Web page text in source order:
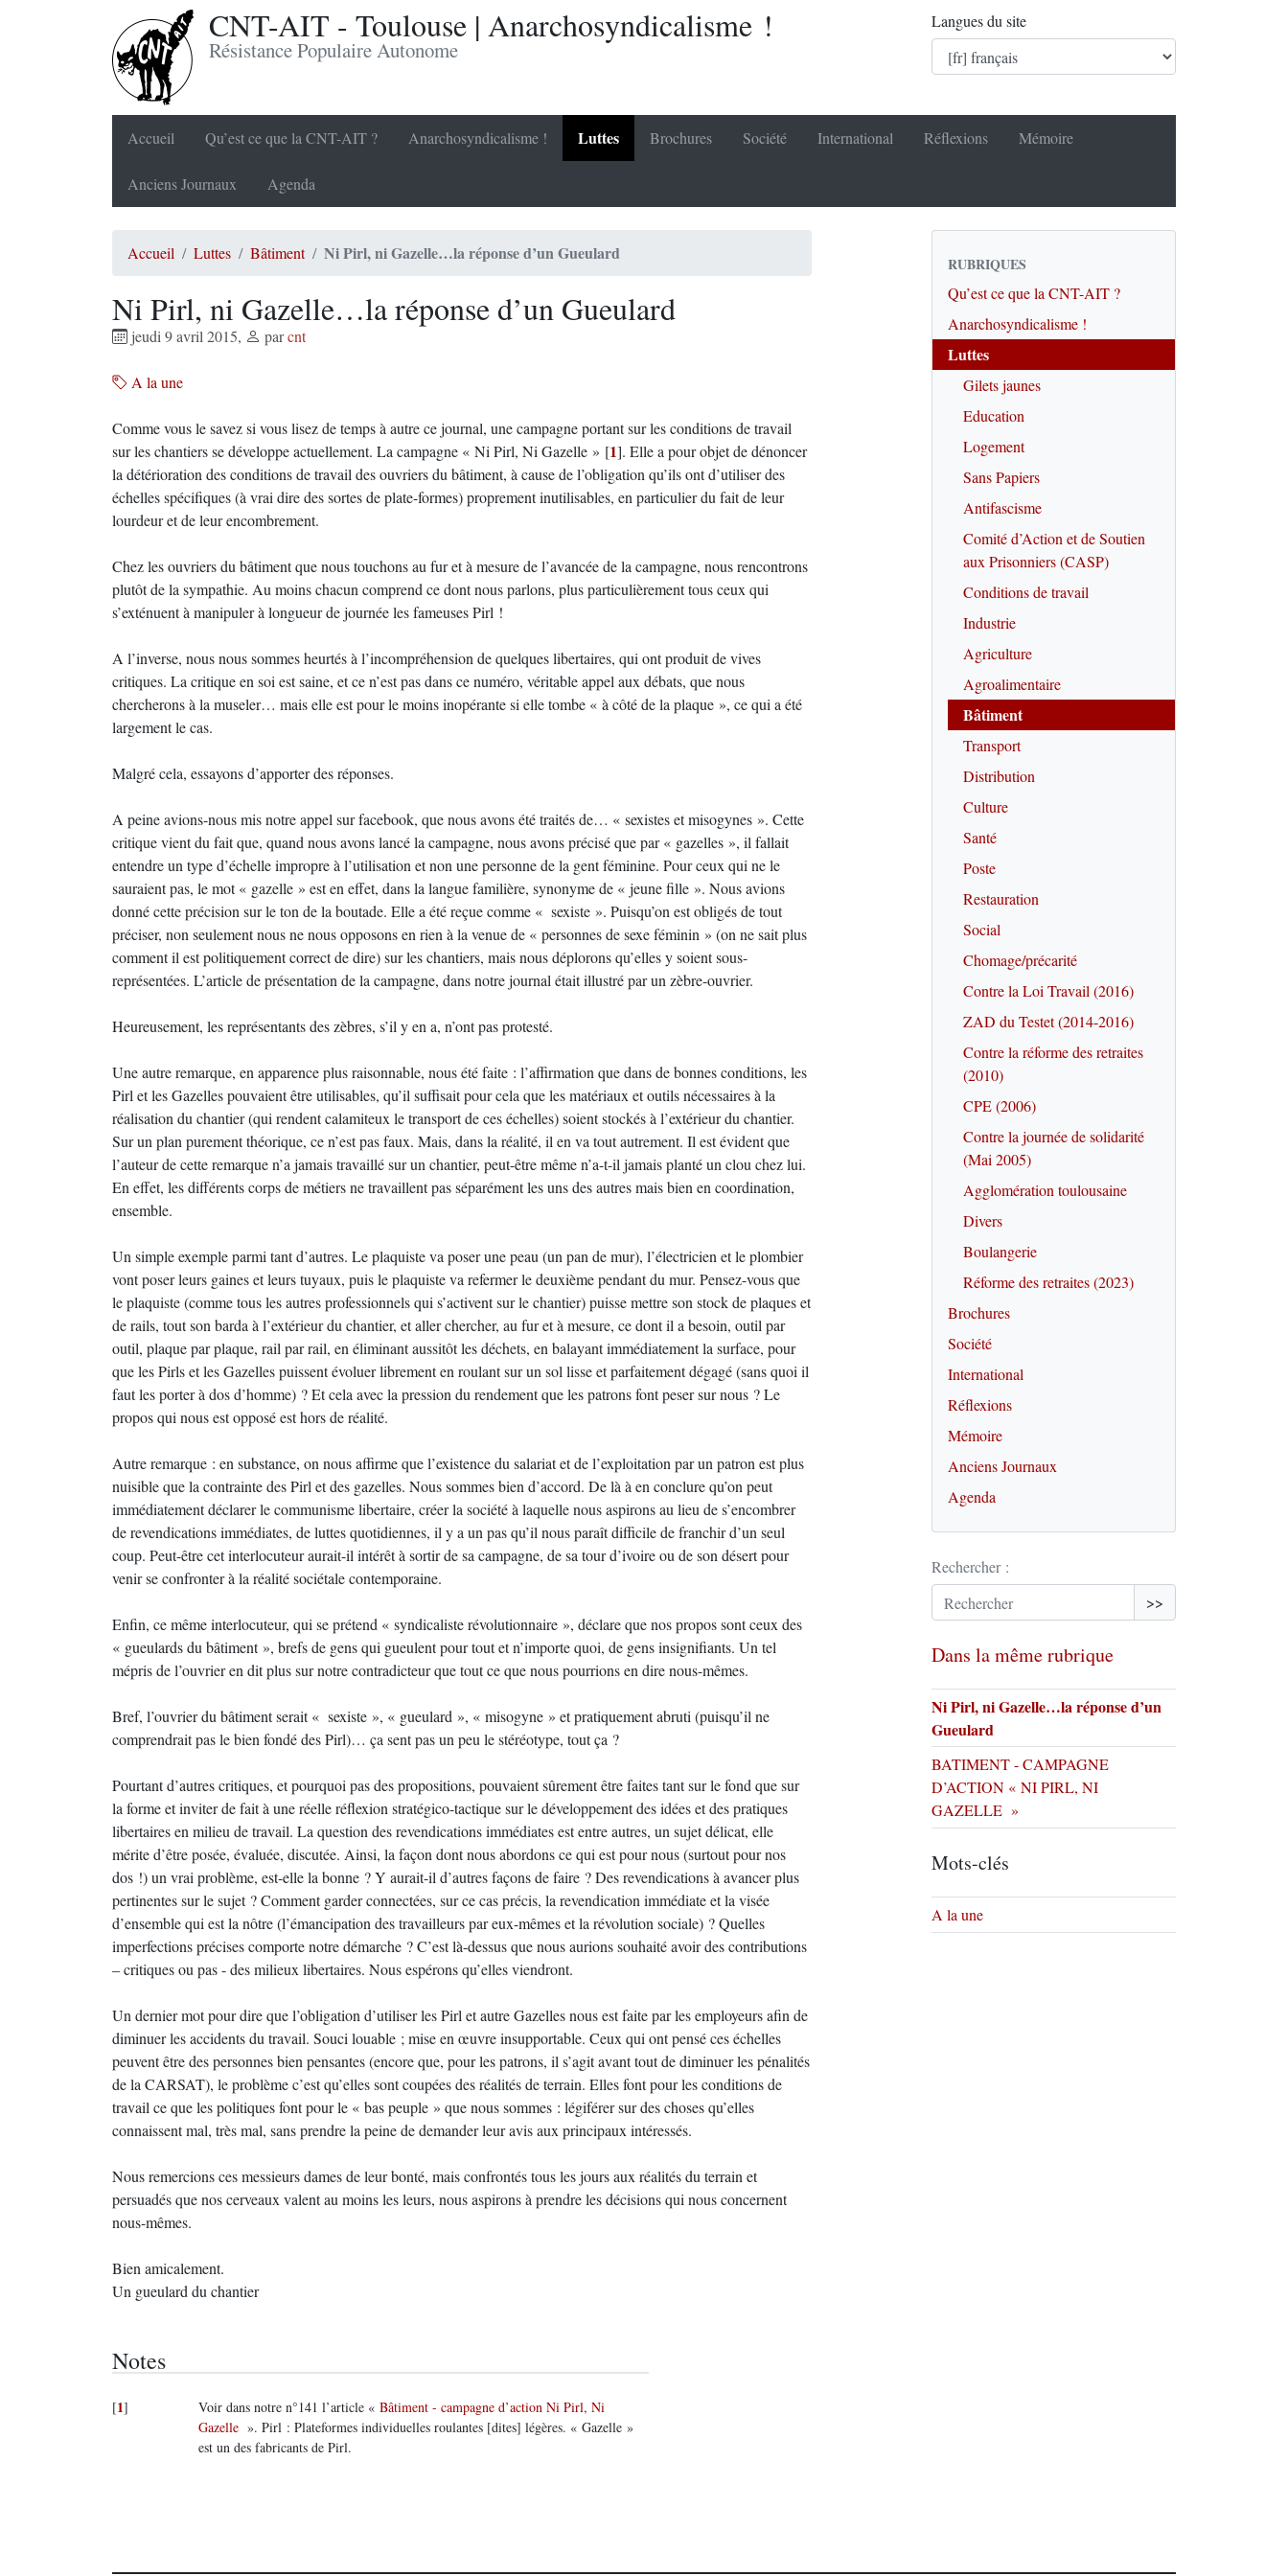
CNT-AIT - Toulouse | Anarchosyndicalisme !
Résistance Populaire Autonome
Langues du site
Accueil Qu’est ce que la CNT-AIT ? Anarchosyndicalisme ! Luttes Brochures Société International Réflexions Mémoire
Anciens Journaux Agenda
Accueil Luttes Bâtiment Ni Pirl, ni Gazelle…la réponse d’un Gueulard
Ni Pirl, ni Gazelle…la réponse d’un Gueulard
jeudi 9 avril 2015, parcnt
A la une
Comme vous le savez si vous lisez de temps à autre ce journal, une campagne portant sur les conditions de travail
sur les chantiers se développe actuellement. La campagne « Ni Pirl, Ni Gazelle » [1]. Elle a pour objet de dénoncer
la détérioration des conditions de travail des ouvriers du bâtiment, à cause de l’obligation qu’ils ont d’utiliser des
échelles spécifiques (à vrai dire des sortes de plate-formes) proprement inutilisables, en particulier du fait de leur
lourdeur et de leur encombrement.
Chez les ouvriers du bâtiment que nous touchons au fur et à mesure de l’avancée de la campagne, nous rencontrons
plutôt de la sympathie. Au moins chacun comprend ce dont nous parlons, plus particulièrement tous ceux qui
s’exténuent à manipuler à longueur de journée les fameuses Pirl !
A l’inverse, nous nous sommes heurtés à l’incompréhension de quelques libertaires, qui ont produit de vives
critiques. La critique en soi est saine, et ce n’est pas dans ce numéro, véritable appel aux débats, que nous
chercherons à la museler… mais elle est pour le moins inopérante si elle tombe « à côté de la plaque », ce qui a été
largement le cas.
Malgré cela, essayons d’apporter des réponses.
A peine avions-nous mis notre appel sur facebook, que nous avons été traités de… « sexistes et misogynes ». Cette
critique vient du fait que, quand nous avons lancé la campagne, nous avons précisé que par « gazelles », il fallait
entendre un type d’échelle impropre à l’utilisation et non une personne de la gent féminine. Pour ceux qui ne le
sauraient pas, le mot « gazelle » est en effet, dans la langue familière, synonyme de « jeune fille ». Nous avions
donné cette précision sur le ton de la boutade. Elle a été reçue comme « sexiste ». Puisqu’on est obligés de tout
préciser, non seulement nous ne nous opposons en rien à la venue de « personnes de sexe féminin » (on ne sait plus
comment il est politiquement correct de dire) sur les chantiers, mais nous déplorons qu’elles y soient sous-
représentées. L’article de présentation de la campagne, dans notre journal était illustré par un zèbre-ouvrier.
Heureusement, les représentants des zèbres, s’il y en a, n’ont pas protesté.
Une autre remarque, en apparence plus raisonnable, nous été faite : l’affirmation que dans de bonnes conditions, les
Pirl et les Gazelles pouvaient être utilisables, qu’il suffisait pour cela que les matériaux et outils nécessaires à la
réalisation du chantier (qui rendent calamiteux le transport de ces échelles) soient stockés à l’extérieur du chantier.
Sur un plan purement théorique, ce n’est pas faux. Mais, dans la réalité, il en va tout autrement. Il est évident que
l’auteur de cette remarque n’a jamais travaillé sur un chantier, peut-être même n’a-t-il jamais planté un clou chez lui.
En effet, les différents corps de métiers ne travaillent pas séparément les uns des autres mais bien en coordination,
ensemble.
Un simple exemple parmi tant d’autres. Le plaquiste va poser une peau (un pan de mur), l’électricien et le plombier
vont poser leurs gaines et leurs tuyaux, puis le plaquiste va refermer le deuxième pendant du mur. Pensez-vous que
le plaquiste (comme tous les autres professionnels qui s’activent sur le chantier) puisse mettre son stock de plaques et
de rails, tout son barda à l’extérieur du chantier, et aller chercher, au fur et à mesure, ce dont il a besoin, outil par
outil, plaque par plaque, rail par rail, en éliminant aussitôt les déchets, en balayant immédiatement la surface, pour
que les Pirls et les Gazelles puissent évoluer librement en roulant sur un sol lisse et parfaitement dégagé (sans quoi il
faut les porter à dos d’homme) ? Et cela avec la pression du rendement que les patrons font peser sur nous ? Le
propos qui nous est opposé est hors de réalité.
Autre remarque : en substance, on nous affirme que l’existence du salariat et de l’exploitation par un patron est plus
nuisible que la contrainte des Pirl et des gazelles. Nous sommes bien d’accord. De là à en conclure qu’on peut
immédiatement déclarer le communisme libertaire, créer la société à laquelle nous aspirons au lieu de s’encombrer
de revendications immédiates, de luttes quotidiennes, il y a un pas qu’il nous paraît difficile de franchir d’un seul
coup. Peut-être cet interlocuteur aurait-il intérêt à sortir de sa campagne, de sa tour d’ivoire ou de son désert pour
venir se confronter à la réalité sociétale contemporaine.
Enfin, ce même interlocuteur, qui se prétend « syndicaliste révolutionnaire », déclare que nos propos sont ceux des
« gueulards du bâtiment », brefs de gens qui gueulent pour tout et n’importe quoi, de gens insignifiants. Un tel
mépris de l’ouvrier en dit plus sur notre contradicteur que tout ce que nous pourrions en dire nous-mêmes.
Bref, l’ouvrier du bâtiment serait « sexiste », « gueulard », « misogyne » et pratiquement abruti (puisqu’il ne
comprendrait pas le bien fondé des Pirl)… ça sent pas un peu le stéréotype, tout ça ?
Pourtant d’autres critiques, et pourquoi pas des propositions, pouvaient sûrement être faites tant sur le fond que sur
la forme et inviter de fait à une réelle réflexion stratégico-tactique sur le développement des idées et des pratiques
libertaires en milieu de travail. La question des revendications immédiates est entre autres, un sujet délicat, elle
mérite d’être posée, évaluée, discutée. Ainsi, la façon dont nous abordons ce qui est pour nous (surtout pour nos
dos !) un vrai problème, est-elle la bonne ? Y aurait-il d’autres façons de faire ? Des revendications à avancer plus
pertinentes sur le sujet ? Comment garder connectées, sur ce cas précis, la revendication immédiate et la visée
d’ensemble qui est la nôtre (l’émancipation des travailleurs par eux-mêmes et la révolution sociale) ? Quelles
imperfections précises comporte notre démarche ? C’est là-dessus que nous aurions souhaité avoir des contributions
– critiques ou pas - des milieux libertaires. Nous espérons qu’elles viendront.
Un dernier mot pour dire que l’obligation d’utiliser les Pirl et autre Gazelles nous est faite par les employeurs afin de
diminuer les accidents du travail. Souci louable ; mise en œuvre insupportable. Ceux qui ont pensé ces échelles
peuvent être des personnes bien pensantes (encore que, pour les patrons, il s’agit avant tout de diminuer les pénalités
de la CARSAT), le problème c’est qu’elles sont coupées des réalités de terrain. Elles font pour les conditions de
travail ce que les politiques font pour le « bas peuple » que nous sommes : légiférer sur des choses qu’elles
connaissent mal, très mal, sans prendre la peine de demander leur avis aux principaux intéressés.
Nous remercions ces messieurs dames de leur bonté, mais confrontés tous les jours aux réalités du terrain et
persuadés que nos cerveaux valent au moins les leurs, nous aspirons à prendre les décisions qui nous concernent
nous-mêmes.
Bien amicalement.
Un gueulard du chantier
Notes
[1] Voir dans notre n°141 l’article « Bâtiment - campagne d’action Ni Pirl, Ni
Gazelle ». Pirl : Plateformes individuelles roulantes [dites] légères. « Gazelle »
est un des fabricants de Pirl.
RUBRIQUES
Qu’est ce que la CNT-AIT ?
Anarchosyndicalisme !
Luttes
Gilets jaunes
Education
Logement
Sans Papiers
Antifascisme
Comité d’Action et de Soutien
aux Prisonniers (CASP)
Conditions de travail
Industrie
Agriculture
Agroalimentaire
Bâtiment
Transport
Distribution
Culture
Santé
Poste
Restauration
Social
Chomage/précarité
Contre la Loi Travail (2016)
ZAD du Testet (2014-2016)
Contre la réforme des retraites
(2010)
CPE (2006)
Contre la journée de solidarité
(Mai 2005)
Agglomération toulousaine
Divers
Boulangerie
Réforme des retraites (2023)
Brochures
Société
International
Réflexions
Mémoire
Anciens Journaux
Agenda
Rechercher :
>>
Dans la même rubrique
Ni Pirl, ni Gazelle…la réponse d’un
Gueulard
BATIMENT - CAMPAGNE
D’ACTION « NI PIRL, NI
GAZELLE »
Mots-clés
A la une